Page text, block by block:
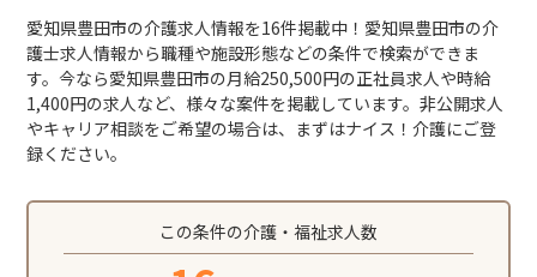
愛知県豊田市の介護求人情報を16件掲載中！愛知県豊田市の介
護士求人情報から職種や施設形態などの条件で検索ができま
す。今なら愛知県豊田市の月給250,500円の正社員求人や時給
1,400円の求人など、様々な案件を掲載しています。非公開求人
やキャリア相談をご希望の場合は、まずはナイス！介護にご登
録ください。
この条件の介護・福祉求人数